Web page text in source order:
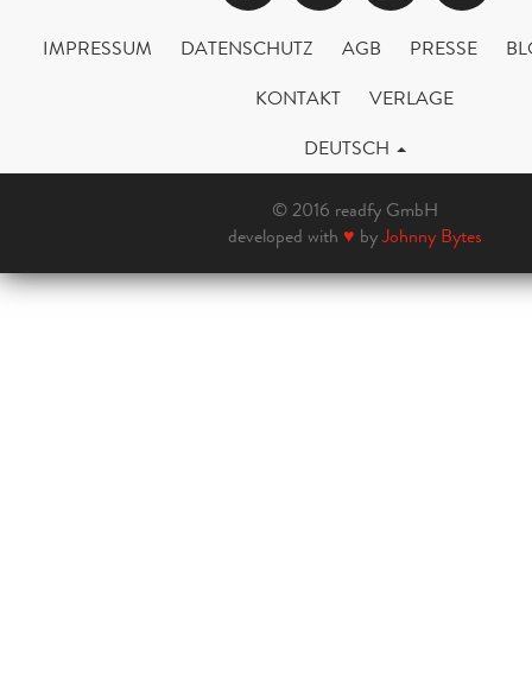
IMPRESSUM DATENSCHUTZ AGB PRESSE
KONTAKT
VERLAGE
DEUTSCH
© 2016 readfy GmbH
developed with ♥ byJohnny Bytes